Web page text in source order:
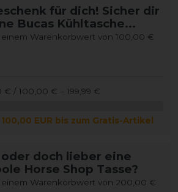
für dich! Sicher dir
Bucas Kühltasche...
Warenkorbwert von 100,00 €
€ / 100,00 € – 199,99 €
EUR bis zum Gratis-Artikel
oder doch lieber eine
Horse Shop Tasse?
Warenkorbwert von 200,00 €